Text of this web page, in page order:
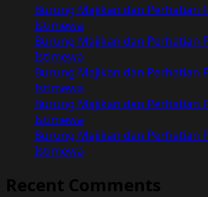
Burung Majikan dan Perhatian
Istimewa
Burung Majikan dan Perhatian
Istimewa
Burung Majikan dan Perhatian
Istimewa
Burung Majikan dan Perhatian
Istimewa
Burung Majikan dan Perhatian
Istimewa
Recent Comments